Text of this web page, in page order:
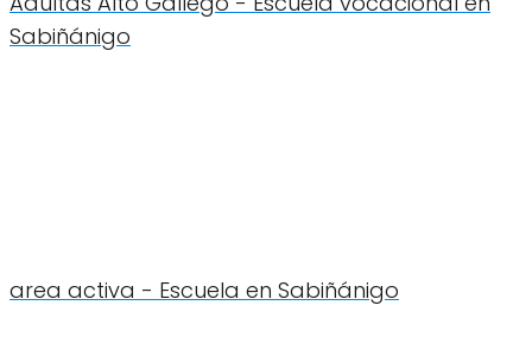
Sabiñánigo
area activa - Escuela en Sabiñánigo